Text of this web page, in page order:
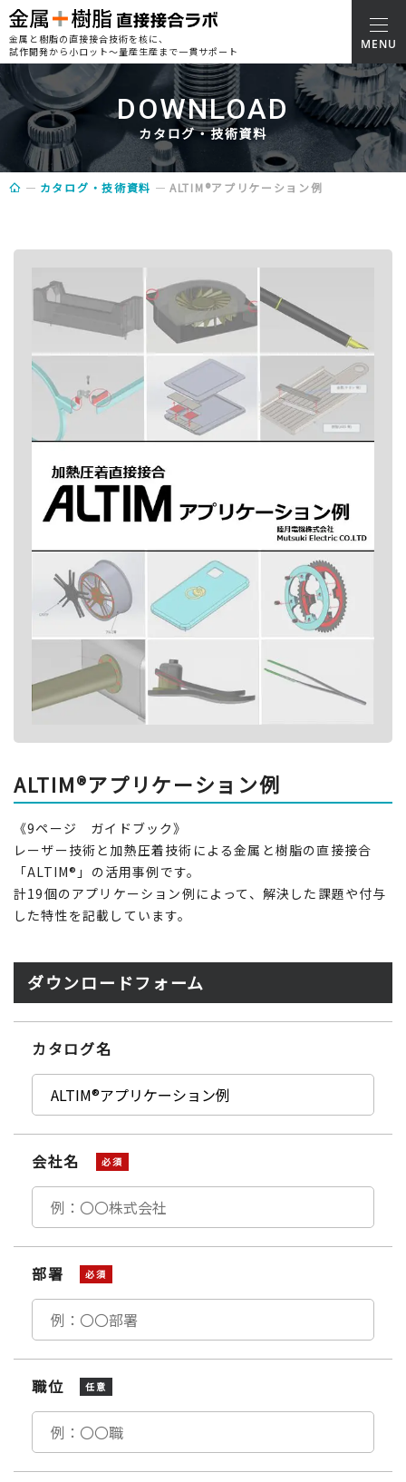
金属と樹脂の直接接合技術を核に、
試作開発から小ロット～量産生産まで一貫サポート
DOWNLOAD
カタログ・技術資料
カタログ・技術資料 ALTIM®アプリケーション例
ALTIM®アプリケーション例
《9ページ ガイドブック》
レーザー技術と加熱圧着技術による金属と樹脂の直接接合
「ALTIM®」の活用事例です。
計19個のアプリケーション例によって、解決した課題や付与
した特性を記載しています。
ダウンロードフォーム
カタログ名
会社名 必須
部署 必須
職位 任意